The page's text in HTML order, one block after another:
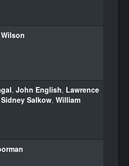
, John English, Lawrence
Sidney Salkow, William